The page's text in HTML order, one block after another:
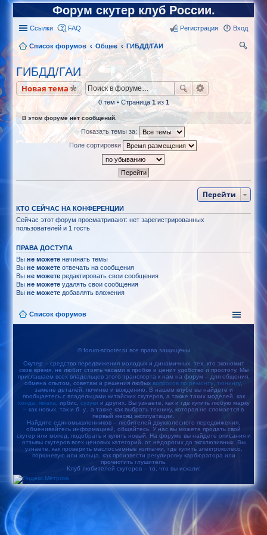
Форум скутер клуб России.
Ссылки FAQ Вход
Регистрация
Список форумов Общее
ГИБДД/ГАИ
ГИБДД/ГАИ
Новая тема
0 тем • Страница 1из 1
В этом форуме нет сообщений.
Показать темы за:
Поле сортировки
Перейти
КТО СЕЙЧАС НА КОНФЕРЕНЦИИ
Сейчас этот форум просматривают: нет зарегистрированных
пользователей и 1 гость
ПРАВА ДОСТУПА
Выне можете начинать темы
Выне можете отвечать на сообщения
Выне можете редактировать свои сообщения
Выне можете удалять свои сообщения
Выне можете добавлять вложения
Список форумов
© forum-scooter.ru все права защищены
Скутер – средство передвижения молодых и динамичных, тех, кто экономит
свое время, не любит стоять часами в пробке и ценит удобство и простоту. Мы
приглашаем всех владельцев этого транспорта к нам на форум – для общения,
обмена опытом, советам и решения любых вопросов по ремонту тюнингу
замене деталей, починке и вождению. В нашем клубе вы найдете и
пообщаетесь с владельцами китайских скутеров, а также таких моделей, как
хонда
ямаха , ирбис, сузуки и других. Вы узнаете, как и где купить любую марку
– как новых, так и б. у., а также как выбрать технику, которая не сломается в
первый месяц эксплуатации.
Найдите единомышленников – любителей двухколесного передвижения,
обменивайтесь информацией, общайтесь. У нас вы можете продать свой
скутер или мопед, подобрать и купить новый. На форуме вы найдете описания и
отзывы скутеров всех ценовых категорий, от недорогих до эксклюзивных. Вы
узнаете, как проверить маслосъемные колпачки, где купить электроколесо,
поршневую или кольца, как произвести регулировку карбюратора или
прочистить глушитель.
Клуб любителей скутеров – то, что вы искали!